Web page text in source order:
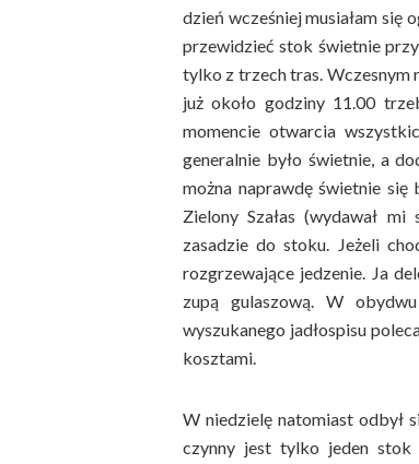
dzień wcześniej musiałam się
przewidzieć stok świetnie
tylko z trzech tras. Wczesnym
już około godziny 11.00
momencie otwarcia
generalnie było świetnie, a
można naprawdę świetnie
Zielony Szałas (wydawał
zasadzie do stoku. Jeżeli
rozgrzewające jedzenie. Ja
zupą gulaszową. W
wyszukanego jadłospisu
kosztami.
W niedzielę natomiast odbył
czynny jest tylko jeden stok